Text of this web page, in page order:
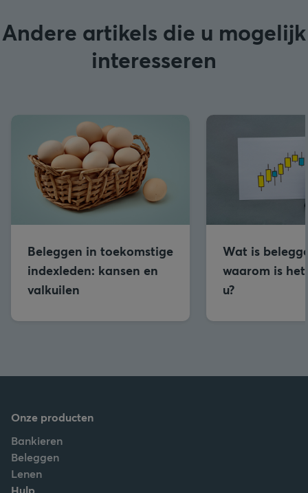
Andere artikels die u mogelijk
interesseren
Beleggen in toekomstige
indexleden: kansen en
valkuilen
Wat is
waarom is
u?
Onze producten
Bankieren
Beleggen
Lenen
Hulp